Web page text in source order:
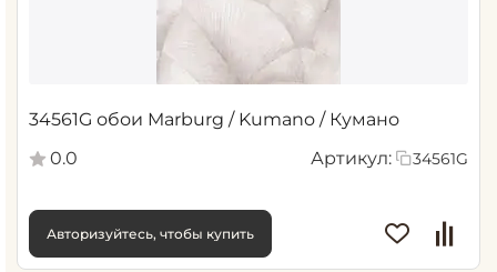
34561G обои Marburg / Kumano / Кумано
0.0
Артикул: 34561G
Авторизуйтесь, чтобы купить